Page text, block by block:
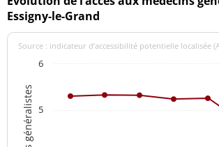
Essigny-le-Grand
Source : indicateur d’accessibilité potentielle localisée
5
6